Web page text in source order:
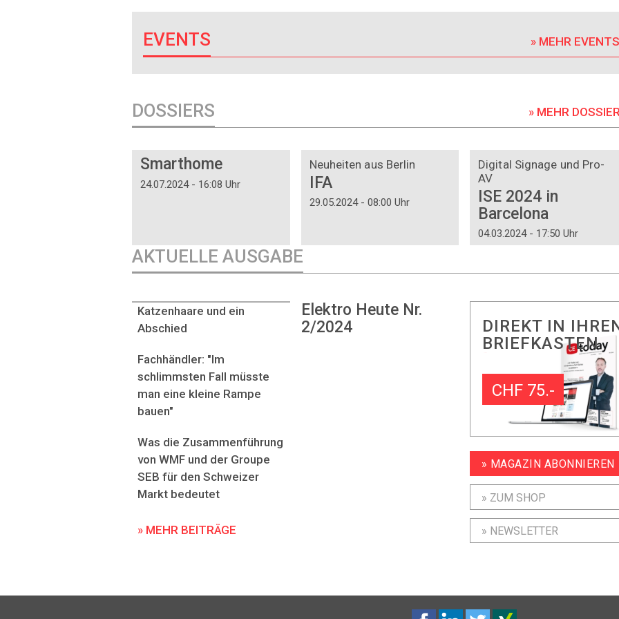
EVENTS » MEHR
DOSSIERS » MEHR
Smarthome
24.07.2024 - 16:08 Uhr
Neuheiten aus Berlin
IFA
29.05.2024 - 08:00 Uhr
Digital Signage und Pro-
AV
ISE 2024 in
Barcelona
04.03.2024 - 17:50 Uhr
AKTUELLE AUSGABE
Elektro Heute Nr.
2/2024
Katzenhaare und ein
Abschied
Fachhändler: "Im
schlimmsten Fall müsste
man eine kleine Rampe
bauen"
Was die Zusammenführung
von WMF und der Groupe
SEB für den Schweizer
Markt bedeutet
» MEHR BEITRÄGE
DIREKT IN
BRIEFKASTEN
CHF 75.-
» MAGAZIN ABONNIEREN
» ZUM SHOP
» NEWSLETTER